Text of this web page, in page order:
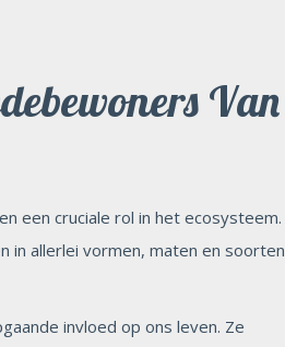
Van
een cruciale rol in het ecosysteem.
in allerlei vormen, maten en soorten
invloed op ons leven. Ze